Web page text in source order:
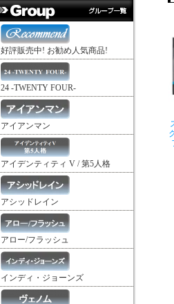
好評販売中! お勧め人気商品!
24 -TWENTY FOUR-
アイアンマン
アイデンティティ V / 第5人格
アシッドレイン
アロー/フラッシュ
インディ・ジョーンズ